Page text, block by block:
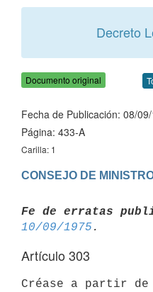
Decreto
Documento original
Fecha de Publicación: 08/
Página: 433-A
Carilla: 1
CONSEJO DE
Fe de erratas
10/09/1975
Artículo 303
Créase a partir de